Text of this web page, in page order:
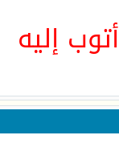
إليه